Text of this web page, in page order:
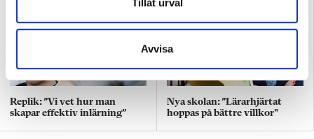
Tillåt urval
Avvisa
Replik: ”Vi vet hur man
skapar effektiv inlärning”
Nya skolan: ”Lärarhjärtat
hoppas på bättre villkor"